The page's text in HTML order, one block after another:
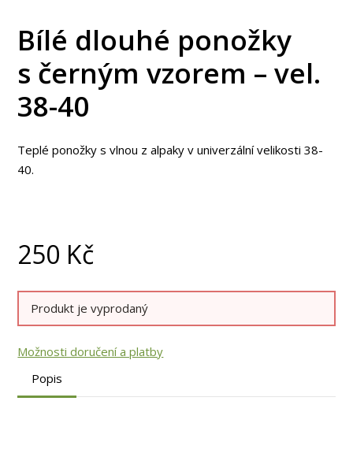
Bílé dlouhé ponožky
s černým vzorem – vel.
38-40
Teplé ponožky s vlnou z alpaky v univerzální velikosti 38-
40.
250 Kč
Produkt je vyprodaný
Možnosti doručení a platby
Popis